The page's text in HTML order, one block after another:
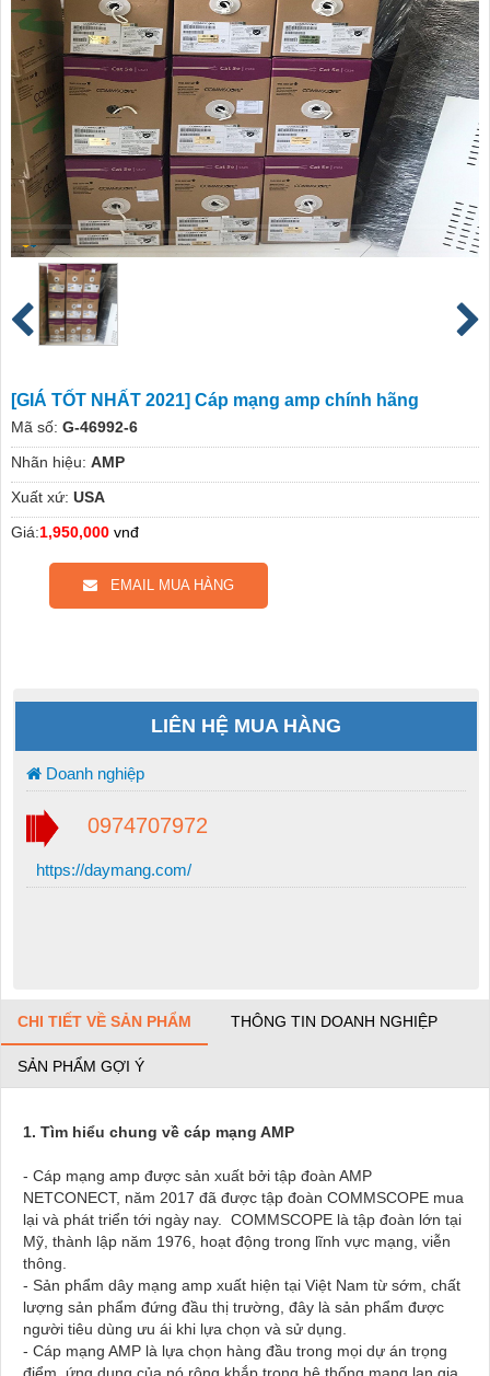
[GIÁ TỐT NHẤT 2021] Cáp mạng amp chính hãng
Mã số: G-46992-6
Nhãn hiệu: AMP
Xuất xứ: USA
Giá:1,950,000 vnđ
EMAIL MUA HÀNG
LIÊN HỆ MUA HÀNG
Doanh nghiệp
0974707972
https://daymang.com/
CHI TIẾT VỀ SẢN PHẨM THÔNG TIN DOANH NGHIỆP
SẢN PHẨM GỢI Ý
1. Tìm hiểu chung về cáp mạng AMP
- Cáp mạng amp được sản xuất bởi tập đoàn AMP
NETCONECT, năm 2017 đã được tập đoàn COMMSCOPE mua
lại và phát triển tới ngày nay. COMMSCOPE là tập đoàn lớn tại
Mỹ, thành lập năm 1976, hoạt động trong lĩnh vực mạng, viễn
thông.
- Sản phẩm dây mạng amp xuất hiện tại Việt Nam từ sớm, chất
lượng sản phẩm đứng đầu thị trường, đây là sản phẩm được
người tiêu dùng ưu ái khi lựa chọn và sử dụng.
- Cáp mạng AMP là lựa chọn hàng đầu trong mọi dự án trọng